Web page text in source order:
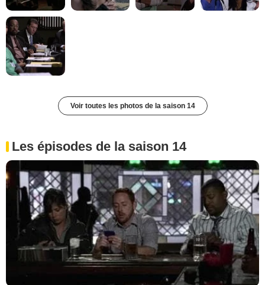
Voir toutes les photos de la saison 14
Les épisodes de la saison 14